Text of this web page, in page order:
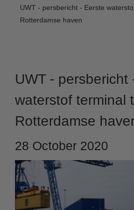
UWT - persbericht - Eerste
Rotterdamse haven
UWT - persbericht
waterstof terminal
Rotterdamse
28 October 2020